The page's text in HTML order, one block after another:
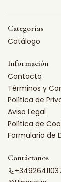
Categorías
Catálogo
Información
Contacto
Términos y
Política de
Aviso Legal
Política de
Formulario de
Contáctanos